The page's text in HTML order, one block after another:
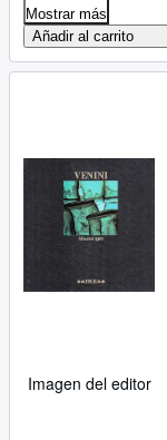
Mostrar más
Añadir al carrito
Imagen del editor